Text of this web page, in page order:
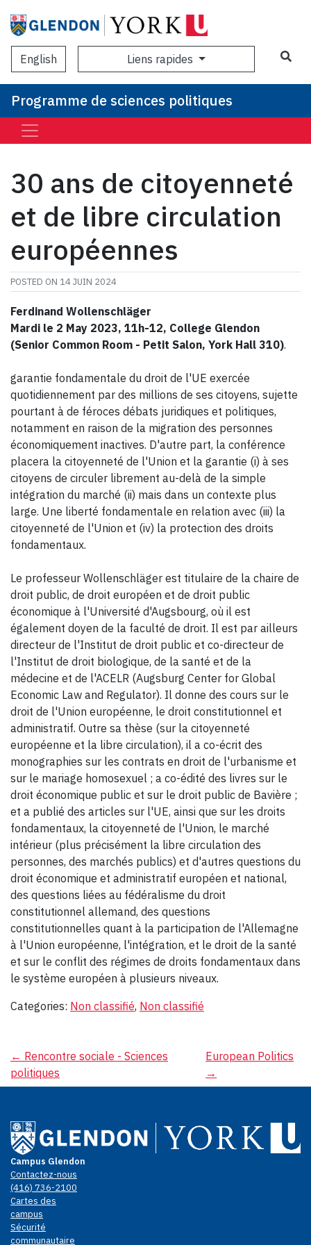
English Liens rapides
Programme de sciences politiques
30 ans de citoyenneté
et de libre circulation
européennes
POSTED ON 14 JUIN 2024
Ferdinand Wollenschläger
Mardi le 2 May 2023, 11h-12, College Glendon
(Senior Common Room - Petit Salon, York Hall 310).
garantie fondamentale du droit de l'UE exercée
quotidiennement par des millions de ses citoyens, sujette
pourtant à de féroces débats juridiques et politiques,
notamment en raison de la migration des personnes
économiquement inactives. D'autre part, la conférence
placera la citoyenneté de l'Union et la garantie (i) à ses
citoyens de circuler librement au-delà de la simple
intégration du marché (ii) mais dans un contexte plus
large. Une liberté fondamentale en relation avec (iii) la
citoyenneté de l'Union et (iv) la protection des droits
fondamentaux.
Le professeur Wollenschläger est titulaire de la chaire de
droit public, de droit européen et de droit public
économique à l'Université d'Augsbourg, où il est
également doyen de la faculté de droit. Il est par ailleurs
directeur de l'Institut de droit public et co-directeur de
l'Institut de droit biologique, de la santé et de la
médecine et de l'ACELR (Augsburg Center for Global
Economic Law and Regulator). Il donne des cours sur le
droit de l'Union européenne, le droit constitutionnel et
administratif. Outre sa thèse (sur la citoyenneté
européenne et la libre circulation), il a co-écrit des
monographies sur les contrats en droit de l'urbanisme et
sur le mariage homosexuel ; a co-édité des livres sur le
droit économique public et sur le droit public de Bavière ;
et a publié des articles sur l'UE, ainsi que sur les droits
fondamentaux, la citoyenneté de l'Union, le marché
intérieur (plus précisément la libre circulation des
personnes, des marchés publics) et d'autres questions du
droit économique et administratif européen et national,
des questions liées au fédéralisme du droit
constitutionnel allemand, des questions
constitutionnelles quant à la participation de l'Allemagne
à l'Union européenne, l'intégration, et le droit de la santé
et sur le conflit des régimes de droits fondamentaux dans
le système européen à plusieurs niveaux.
Categories: Non classifié, Non classifié
Navigation
de
← Rencontre sociale - Sciences
politiques
European Politics
→
Campus Glendon
Contactez-nous
(416) 736-2100
Cartes des
campus
Sécurité
communautaire